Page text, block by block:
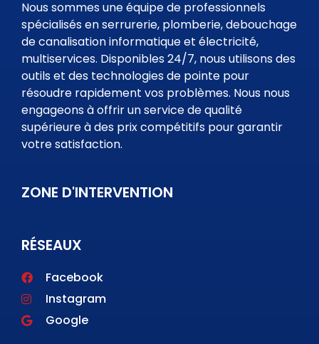
Nous sommes une équipe de professionnels
spécialisés en serrurerie, plomberie, debouchage
de canalisation informatique et électricité,
multiservices. Disponibles 24/7, nous utilisons des
outils et des technologies de pointe pour
résoudre rapidement vos problèmes. Nous nous
engageons à offrir un service de qualité
supérieure à des prix compétitifs pour garantir
votre satisfaction.
ZONE D'INTERVENTION
RÉSEAUX
Facebook
Instagram
Google